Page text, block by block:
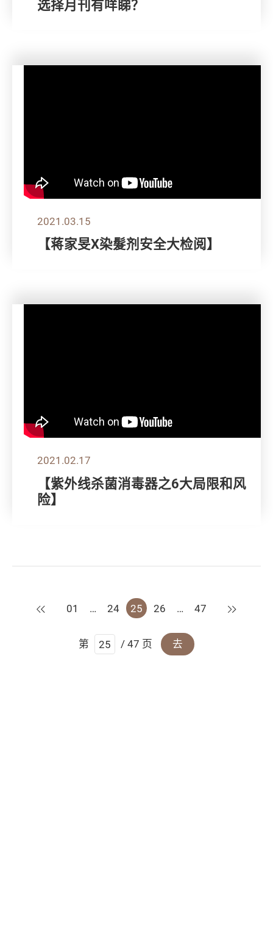
选择月刊有咩睇？
2021.03.15
【蒋家旻X染髮剂安全大检阅】
2021.02.17
【紫外线杀菌消毒器之6大局限和风
险】
上一页
01 … 24 25 26 … 47 下一页
第 / 47 页 去